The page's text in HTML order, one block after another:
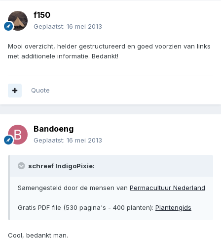
f150
Geplaatst: 16 mei 2013
Mooi overzicht, helder gestructureerd en goed voorzien van links
met additionele informatie. Bedankt!
Quote
Bandoeng
Geplaatst: 16 mei 2013
schreef IndigoPixie:
Samengesteld door de mensen van Permacultuur Nederland
Gratis PDF file (530 pagina's - 400 planten): Plantengids
Cool, bedankt man.